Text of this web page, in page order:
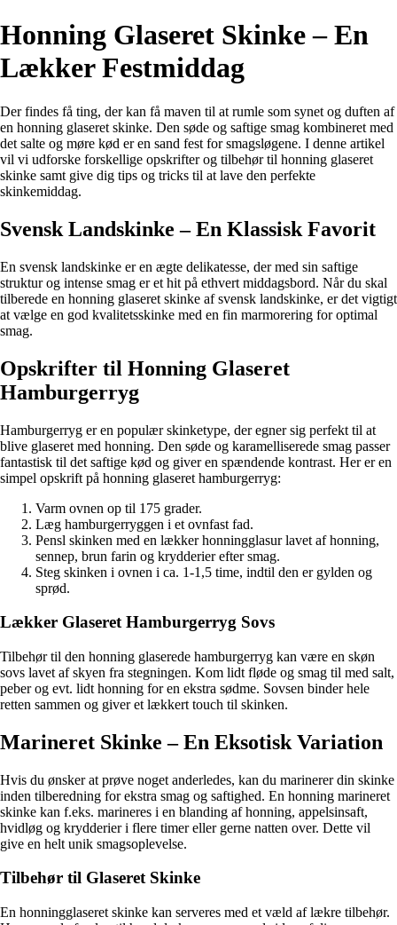
Honning Glaseret Skinke – En
Lækker Festmiddag
Der findes få ting, der kan få maven til at rumle som synet og duften af
en honning glaseret skinke. Den søde og saftige smag kombineret med
det salte og møre kød er en sand fest for smagsløgene. I denne artikel
vil vi udforske forskellige opskrifter og tilbehør til honning glaseret
skinke samt give dig tips og tricks til at lave den perfekte
skinkemiddag.
Svensk Landskinke – En Klassisk Favorit
En svensk landskinke er en ægte delikatesse, der med sin saftige
struktur og intense smag er et hit på ethvert middagsbord. Når du skal
tilberede en honning glaseret skinke af svensk landskinke, er det vigtigt
at vælge en god kvalitetsskinke med en fin marmorering for optimal
smag.
Opskrifter til Honning Glaseret
Hamburgerryg
Hamburgerryg er en populær skinketype, der egner sig perfekt til at
blive glaseret med honning. Den søde og karamelliserede smag passer
fantastisk til det saftige kød og giver en spændende kontrast. Her er en
simpel opskrift på honning glaseret hamburgerryg:
Varm ovnen op til 175 grader.
Læg hamburgerryggen i et ovnfast fad.
Pensl skinken med en lækker honningglasur lavet af honning,
sennep, brun farin og krydderier efter smag.
Steg skinken i ovnen i ca. 1-1,5 time, indtil den er gylden og
sprød.
Lækker Glaseret Hamburgerryg Sovs
Tilbehør til den honning glaserede hamburgerryg kan være en skøn
sovs lavet af skyen fra stegningen. Kom lidt fløde og smag til med salt,
peber og evt. lidt honning for en ekstra sødme. Sovsen binder hele
retten sammen og giver et lækkert touch til skinken.
Marineret Skinke – En Eksotisk Variation
Hvis du ønsker at prøve noget anderledes, kan du marinerer din skinke
inden tilberedning for ekstra smag og saftighed. En honning marineret
skinke kan f.eks. marineres i en blanding af honning, appelsinsaft,
hvidløg og krydderier i flere timer eller gerne natten over. Dette vil
give en helt unik smagsoplevelse.
Tilbehør til Glaseret Skinke
En honningglaseret skinke kan serveres med et væld af lækre tilbehør.